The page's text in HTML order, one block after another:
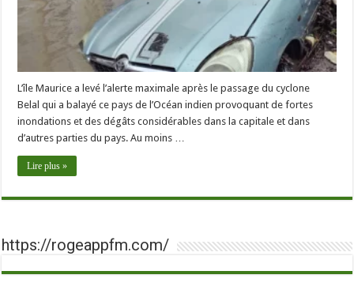
L’île Maurice a levé l’alerte maximale après le passage du cyclone
Belal qui a balayé ce pays de l’Océan indien provoquant de fortes
inondations et des dégâts considérables dans la capitale et dans
d’autres parties du pays. Au moins …
Lire plus »
https://rogeappfm.com/